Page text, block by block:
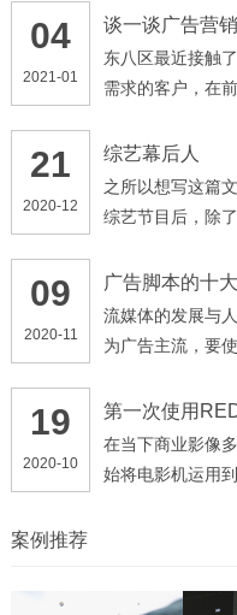
04
2021-01
谈一谈广告营
东八区最近接触
需求的客户，在
我是做什么产品
我的产品、广告
需求由“高端、大
输出，企业想要
此种营销思路更
21
2020-12
综艺幕后人
之所以想写这篇
综艺节目后，除
艺节目，最引人
位导演通过选拔
片段，以及自创
09
2020-11
广告脚本的十
流媒体的发展与
为广告主流，要
达广告讯息，一
式。用讲故事形
共鸣
19
2020-10
第一次使用
在当下商业影像
始将电影机运用
案例推荐